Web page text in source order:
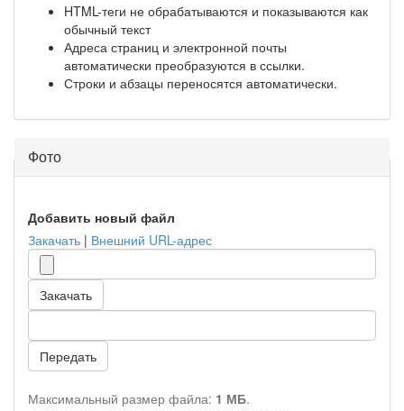
HTML-теги не обрабатываются и показываются как
обычный текст
Адреса страниц и электронной почты
автоматически преобразуются в ссылки.
Строки и абзацы переносятся автоматически.
Фото
Добавить новый файл
Закачать | Внешний URL-адрес
Закачать
Передать
Максимальный размер файла: 1 МБ.